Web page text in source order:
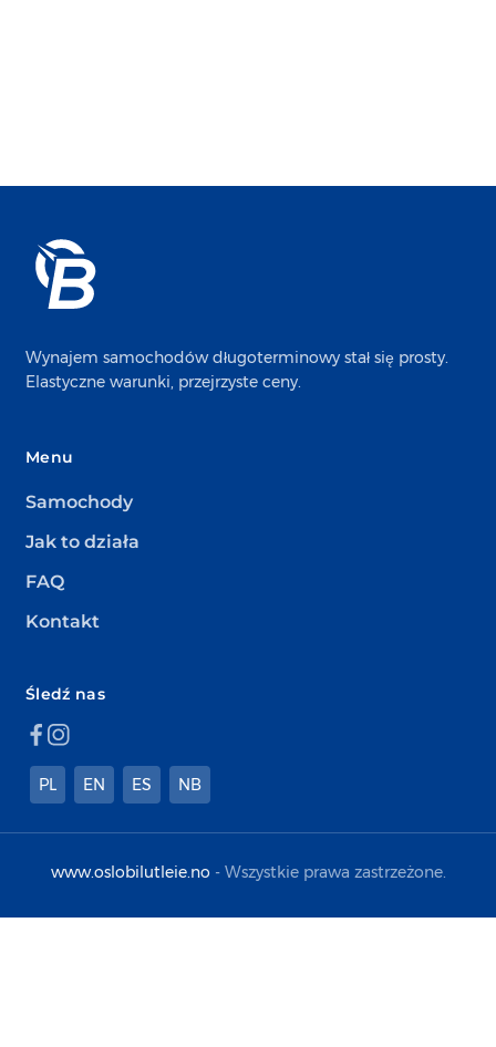
Wynajem samochodów długoterminowy stał się prosty.
Elastyczne warunki, przejrzyste ceny.
Menu
Samochody
Jak to działa
FAQ
Kontakt
Śledź nas
PL EN ES NB
www.oslobilutleie.no - Wszystkie prawa zastrzeżone.